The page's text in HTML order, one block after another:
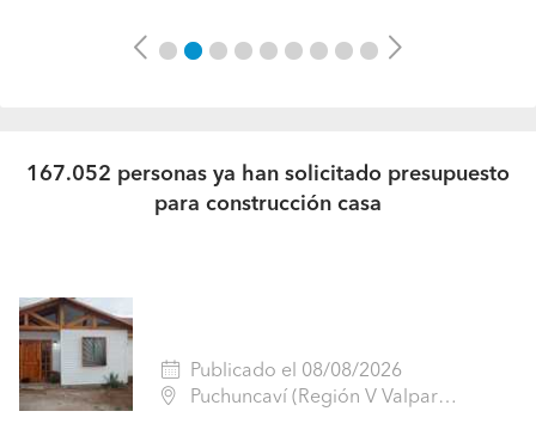
Previous Next
167.052 personas ya han solicitado presupuesto
para construcción casa
Publicado el 08/08/2026
Puchuncaví (Región V Valparaíso - Valparaíso)